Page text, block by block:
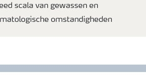
scala van gewassen en
omstandigheden